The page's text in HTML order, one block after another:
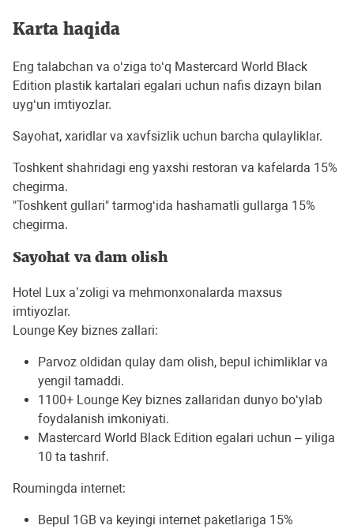
Karta haqida
Eng talabchan va o‘ziga to‘q Mastercard World Black
Edition plastik kartalari egalari uchun nafis dizayn bilan
uyg‘un imtiyozlar.
Sayohat, xaridlar va xavfsizlik uchun barcha qulayliklar.
Toshkent shahridagi eng yaxshi restoran va kafelarda 15%
chegirma.
"Toshkent gullari" tarmog‘ida hashamatli gullarga 15%
chegirma.
Sayohat va dam olish
Hotel Lux a’zoligi va mehmonxonalarda maxsus
imtiyozlar.
Lounge Key biznes zallari:
Parvoz oldidan qulay dam olish, bepul ichimliklar va
yengil tamaddi.
1100+ Lounge Key biznes zallaridan dunyo bo‘ylab
foydalanish imkoniyati.
Mastercard World Black Edition egalari uchun – yiliga
10 ta tashrif.
Roumingda internet:
Bepul 1GB va keyingi internet paketlariga 15%